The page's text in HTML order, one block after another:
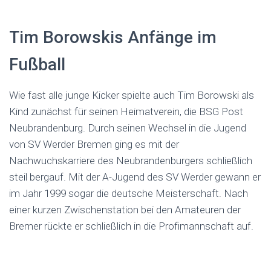
Tim Borowskis Anfänge im
Fußball
Wie fast alle junge Kicker spielte auch Tim Borowski als
Kind zunächst für seinen Heimatverein, die BSG Post
Neubrandenburg. Durch seinen Wechsel in die Jugend
von SV Werder Bremen ging es mit der
Nachwuchskarriere des Neubrandenburgers schließlich
steil bergauf. Mit der A-Jugend des SV Werder gewann er
im Jahr 1999 sogar die deutsche Meisterschaft. Nach
einer kurzen Zwischenstation bei den Amateuren der
Bremer rückte er schließlich in die Profimannschaft auf.